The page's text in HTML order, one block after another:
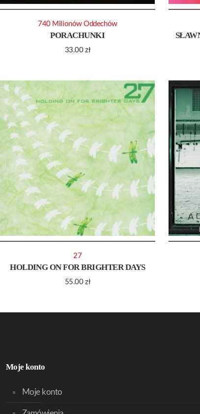
PORACHUNKI
33.00zł
740 Milionów Oddechów
HOLDING ON FOR BRIGHTER DAYS
55.00zł
27
Moje konto
Moje konto